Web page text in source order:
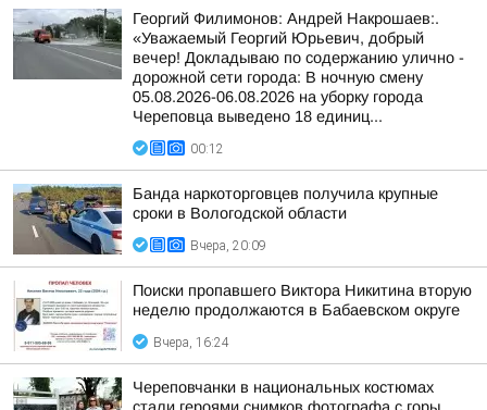
Георгий Филимонов: Андрей Накрошаев:.
«Уважаемый Георгий Юрьевич, добрый
вечер! Докладываю по содержанию улично -
дорожной сети города: В ночную смену
05.08.2026-06.08.2026 на уборку города
Череповца выведено 18 единиц...
00:12
Банда наркоторговцев получила крупные
сроки в Вологодской области
Вчера, 20:09
Поиски пропавшего Виктора Никитина вторую
неделю продолжаются в Бабаевском округе
Вчера, 16:24
Череповчанки в национальных костюмах